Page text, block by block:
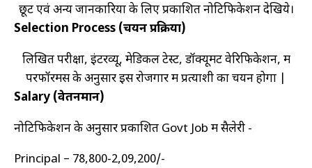
छूट एवं अन्य जानकारियों के लिए प्रकाशित नोटिफिकेशन देखिये।
Selection Process (चयन प्रक्रिया)
लिखित परीक्षा, इंटरव्यू, मेडिकल टेस्ट, डॉक्यूमेंट वेरिफिकेशन, में
परफॉरमेंस के अनुसार इस रोजगार में प्रत्याशी का चयन होगा |
Salary (वेतनमान)
नोटिफिकेशन के अनुसार प्रकाशित Govt Job में सैलेरी -
Principal – ₹78,800-₹2,09,200/-